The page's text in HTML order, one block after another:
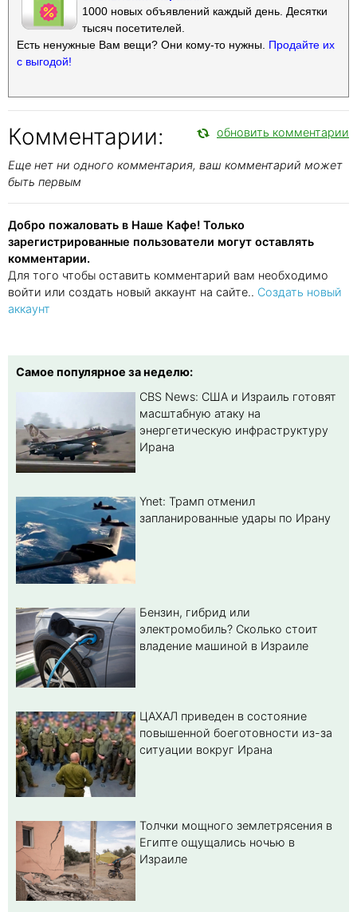
1000 новых объявлений каждый день. Десятки
тысяч посетителей.
Есть ненужные Вам вещи? Они кому-то нужны. Продайте их
с выгодой!
Комментарии: обновить комментарии
Еще нет ни одного комментария, ваш комментарий может
быть первым
Добро пожаловать в Наше Кафе! Только
зарегистрированные пользователи могут оставлять
комментарии.
Для того чтобы оставить комментарий вам необходимо
войти или создать новый аккаунт на сайте.. Создать новый
аккаунт
Самое популярное за неделю:
CBS News: США и Израиль готовят
масштабную атаку на
энергетическую инфраструктуру
Ирана
Ynet: Трамп отменил
запланированные удары по Ирану
Бензин, гибрид или
электромобиль? Cколько стоит
владение машиной в Израиле
ЦАХАЛ приведен в состояние
повышенной боеготовности из-за
ситуации вокруг Ирана
Толчки мощного землетрясения в
Египте ощущались ночью в
Израиле